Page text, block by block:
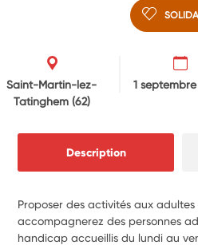
Saint-Martin-lez-
Tatinghem (62)
1
Description
Proposer des activités aux adultes
accompagnerez des personnes
handicap accueillis du lundi au